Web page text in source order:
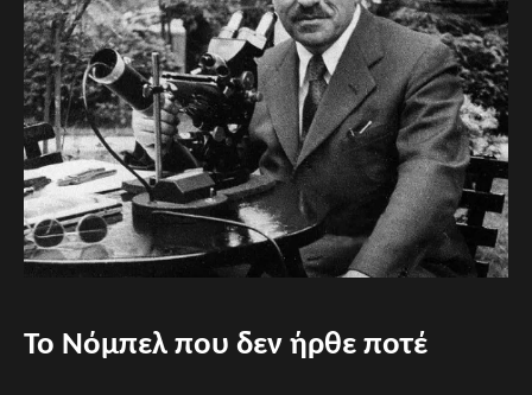
Το Νόμπελ που δεν ήρθε ποτέ